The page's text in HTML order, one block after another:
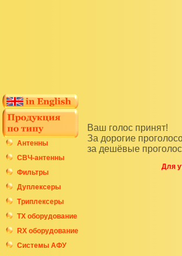
Антенны
СВЧ-антенны
Фильтры
Дуплексеры
Триплексеры
ТХ оборудование
RX оборудование
Системы АФУ
Ваш голос принят!
За дорогие
за дешёвые
Для